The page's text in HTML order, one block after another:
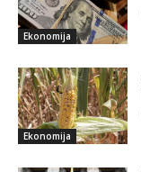
Ekonomija
Ekonomija